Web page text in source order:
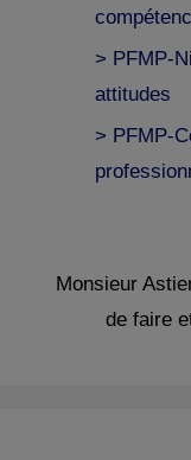
> PFMP-
attitudes
> PFMP-
Monsieur
de faire